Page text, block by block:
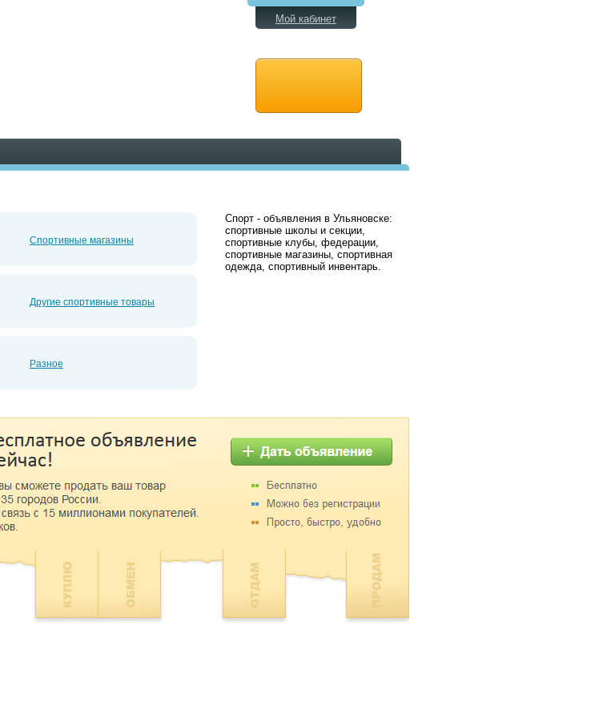
Мой кабинет
Спортивные магазины
Другие спортивные товары
Разное
Спорт - объявления в Ульяновске:
спортивные школы и секции,
спортивные клубы, федерации,
спортивные магазины, спортивная
одежда, спортивный инвентарь.